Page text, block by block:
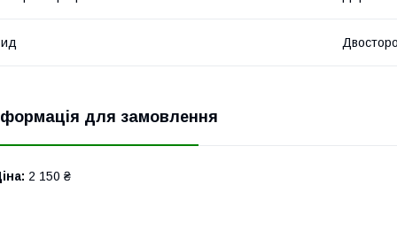
для замовлення
2 150 ₴